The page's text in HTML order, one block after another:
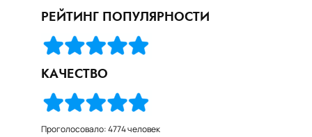
РЕЙТИНГ ПОПУЛЯРНОСТИ
КАЧЕСТВО
Проголосовало: 4774 человек